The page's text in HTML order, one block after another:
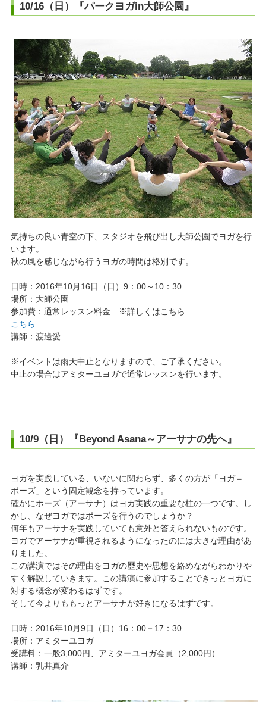
10/16（日）『パークヨガin大師公園』
気持ちの良い青空の下、スタジオを飛び出し大師公園でヨガを行
います。
秋の風を感じながら行うヨガの時間は格別です。
日時：2016年10月16日（日）9：00～10：30
場所：大師公園
参加費：通常レッスン料金 ※詳しくはこちら
こちら
講師：渡邊愛
※イベントは雨天中止となりますので、ご了承ください。
中止の場合はアミターユヨガで通常レッスンを行います。
10/9（日）『Beyond Asana～アーサナの先へ』
ヨガを実践している、いないに関わらず、多くの方が「ヨガ＝
ポーズ」という固定観念を持っています。
確かにポーズ（アーサナ）はヨガ実践の重要な柱の一つです。し
かし、なぜヨガではポーズを行うのでしょうか？
何年もアーサナを実践していても意外と答えられないものです。
ヨガでアーサナが重視されるようになったのには大きな理由があ
りました。
この講演ではその理由をヨガの歴史や思想を絡めながらわかりや
すく解説していきます。この講演に参加することできっとヨガに
対する概念が変わるはずです。
そして今よりももっとアーサナが好きになるはずです。
日時：2016年10月9日（日）16：00－17：30
場所：アミターユヨガ
受講料：一般3,000円、アミターユヨガ会員（2,000円）
講師：乳井真介